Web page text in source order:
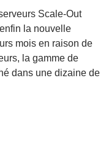
Scale-Out
la nouvelle
mois en raison de
la gamme de
dans une dizaine de
Power10 Scale-